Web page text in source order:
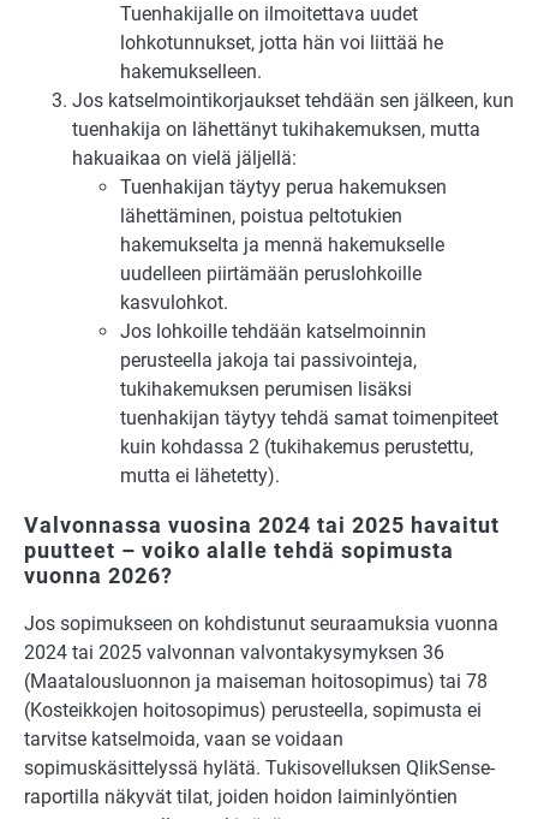
Tuenhakijalle on ilmoitettava uudet
lohkotunnukset, jotta hän voi liittää he
hakemukselleen.
Jos katselmointikorjaukset tehdään sen jälkeen, kun
tuenhakija on lähettänyt tukihakemuksen, mutta
hakuaikaa on vielä jäljellä:
Tuenhakijan täytyy perua hakemuksen
lähettäminen, poistua peltotukien
hakemukselta ja mennä hakemukselle
uudelleen piirtämään peruslohkoille
kasvulohkot.
Jos lohkoille tehdään katselmoinnin
perusteella jakoja tai passivointeja,
tukihakemuksen perumisen lisäksi
tuenhakijan täytyy tehdä samat toimenpiteet
kuin kohdassa 2 (tukihakemus perustettu,
mutta ei lähetetty).
Valvonnassa vuosina 2024 tai 2025 havaitut
puutteet – voiko alalle tehdä sopimusta
vuonna 2026?
Jos sopimukseen on kohdistunut seuraamuksia vuonna
2024 tai 2025 valvonnan valvontakysymyksen 36
(Maatalousluonnon ja maiseman hoitosopimus) tai 78
(Kosteikkojen hoitosopimus) perusteella, sopimusta ei
tarvitse katselmoida, vaan se voidaan
sopimuskäsittelyssä hylätä. Tukisovelluksen QlikSense-
raportilla näkyvät tilat, joiden hoidon laiminlyöntien